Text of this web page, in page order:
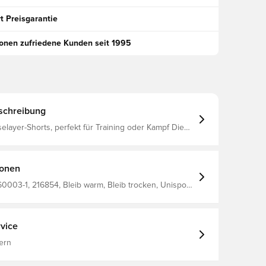
Preisgarantie
zufriedene Kunden seit 1995
Shorts, perfekt für Training oder Kampf Die
aus 88% Polyester und
1, 216854, Bleib warm, Bleib trocken, Unisport,